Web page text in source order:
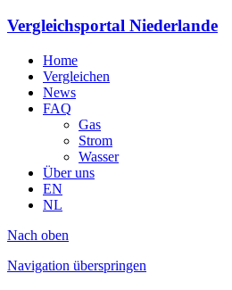
Vergleichsportal Niederlande
Home
Vergleichen
News
FAQ
Gas
Strom
Wasser
Über uns
EN
NL
Nach oben
Navigation überspringen